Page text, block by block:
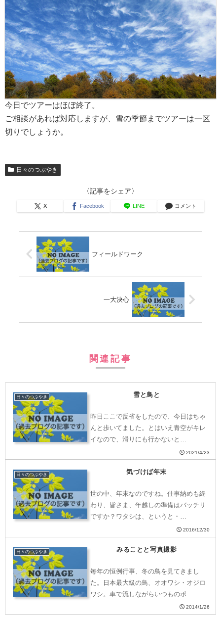
今日でツアーはほぼ終了。
ご相談があれば対応しますが、雪の季節までツアーは一区
切りでしょうか。
日々のつぶやき
〈記事をシェア〉
X Facebook LINE コメント
フィールドワーク
一大決心
関連記事
日々のつぶやき 雪と鳥と
昨日ここで反省をしたので、今日はちゃ
んと歩いてました。とはいえ青空がキレ
イなので、滑りにも行かないと…
2021/4/23
日々のつぶやき 気づけば年末
世の中、年末なのですね。仕事納めも終
わり、皆さま、年越しの準備はバッチリ
ですか？ワタシは、というと・…
2016/12/30
日々のつぶやき みることと写真撮影
毎年の恒例行事、冬の鳥を見てきまし
た。日本最大級の鳥、オオワシ・オジロ
ワシ。車で流しながらいつものポ…
2014/1/26